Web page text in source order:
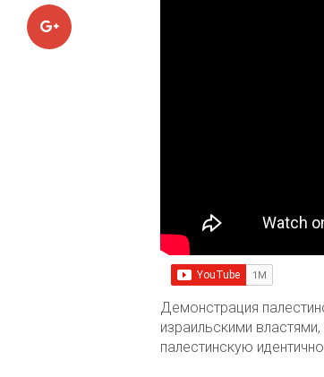
Google+
Демонстрация
израильскими
палестинскую